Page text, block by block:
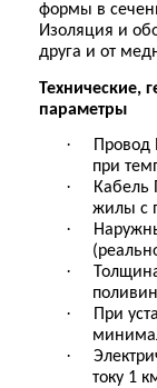
формы в
Изоляция и
друга и от
Технические,
параметры
·
Провод
при
·
Кабель
жилы с
·
·
·
При
·
току 1